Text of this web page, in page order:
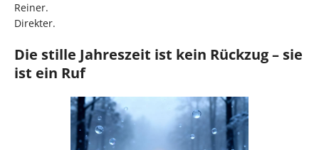
Reiner.
Direkter.
Die stille Jahreszeit ist kein Rückzug – sie
ist ein Ruf